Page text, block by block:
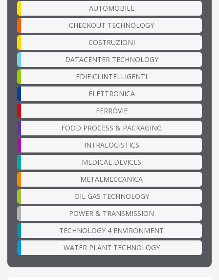
AUTOMOBILE
CHECKOUT TECHNOLOGY
COSTRUZIONI
DATACENTER TECHNOLOGY
EDIFICI INTELLIGENTI
ELETTRONICA
FERROVIE
FOOD PROCESS & PACKAGING
INTRALOGISTICS
MEDICAL DEVICES
METALMECCANICA
OIL GAS TECHNOLOGY
POWER & TRANSMISSION
TECHNOLOGY 4 ENVIRONMENT
WATER PLANT TECHNOLOGY